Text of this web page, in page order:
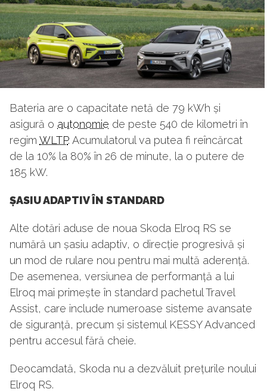
Bateria are o capacitate netă de 79 kWh și
asigură o autonomie de peste 540 de kilometri în
regim WLTP. Acumulatorul va putea fi reîncărcat
de la 10% la 80% în 26 de minute, la o putere de
185 kW.
ȘASIU ADAPTIV ÎN STANDARD
Alte dotări aduse de noua Skoda Elroq RS se
numără un șasiu adaptiv, o direcție progresivă și
un mod de rulare nou pentru mai multă aderență.
De asemenea, versiunea de performanță a lui
Elroq mai primește în standard pachetul Travel
Assist, care include numeroase sisteme avansate
de siguranță, precum și sistemul KESSY Advanced
pentru accesul fără cheie.
Deocamdată, Skoda nu a dezvăluit prețurile noului
Elroq RS.